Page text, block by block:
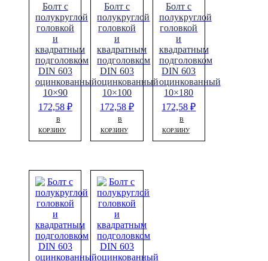
Болт с
полукруглой
головкой
и
квадратным
подголовком
DIN 603
оцинкованный
10×90
172,58 ₽
В
КОРЗИНУ
Болт с
полукруглой
головкой
и
квадратным
подголовком
DIN 603
оцинкованный
10×100
172,58₽
В
КОРЗИНУ
Болт с
полукруглой
головкой
и
квадратным
подголовком
DIN 603
оцинкованный
10×180
172,58₽
В
КОРЗИНУ